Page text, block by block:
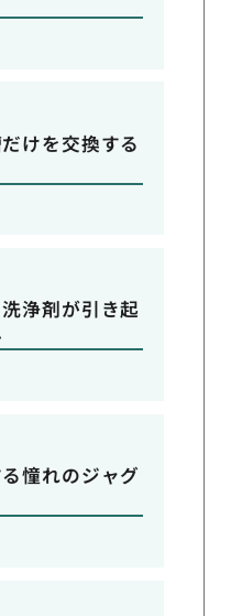
けを交換する
浄剤が引き起
憧れのジャグ